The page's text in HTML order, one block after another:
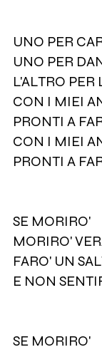
UNO PER
UNO PER
L'ALTRO PER
CON I MIEI
PRONTI A
CON I MIEI
PRONTI A
SE MORIRO'
MORIRO'
FARO' UN
E NON
SE MORIRO'